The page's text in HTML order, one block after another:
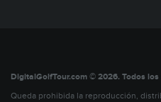
DigitalGolfTour.com © 2026. Todos
Queda prohibida la reproducción,